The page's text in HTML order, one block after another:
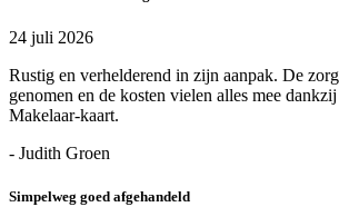
24 juli 2026
Rustig en verhelderend in zijn aanpak. De
genomen en de kosten vielen alles mee
Makelaar-kaart.
- Judith Groen
Simpelweg goed afgehandeld